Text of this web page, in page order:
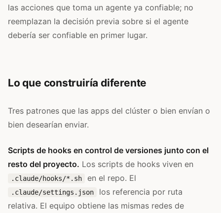
las acciones que toma un agente ya confiable; no
reemplazan la decisión previa sobre si el agente
debería ser confiable en primer lugar.
Lo que construiría diferente
Tres patrones que las apps del clúster o bien envían o
bien desearían enviar.
Scripts de hooks en control de versiones junto con el
resto del proyecto. Los scripts de hooks viven en
.claude/hooks/*.sh en el repo. El
.claude/settings.json
los referencia por ruta
relativa. El equipo obtiene las mismas redes de